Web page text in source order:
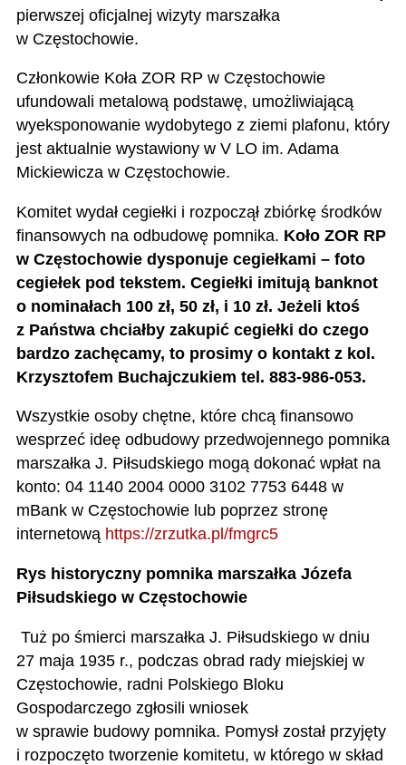
pierwszej oficjalnej wizyty marszałka
w Częstochowie.
Członkowie Koła ZOR RP w Częstochowie
ufundowali metalową podstawę, umożliwiającą
wyeksponowanie wydobytego z ziemi plafonu, który
jest aktualnie wystawiony w V LO im. Adama
Mickiewicza w Częstochowie.
Komitet wydał cegiełki i rozpoczął zbiórkę środków
finansowych na odbudowę pomnika. Koło ZOR RP
w Częstochowie dysponuje cegiełkami – foto
cegiełek pod tekstem. Cegiełki imitują banknot
o nominałach 100 zł, 50 zł, i 10 zł. Jeżeli ktoś
z Państwa chciałby zakupić cegiełki do czego
bardzo zachęcamy, to prosimy o kontakt z kol.
Krzysztofem Buchajczukiem tel. 883-986-053.
Wszystkie osoby chętne, które chcą finansowo
wesprzeć ideę odbudowy przedwojennego pomnika
marszałka J. Piłsudskiego mogą dokonać wpłat na
konto: 04 1140 2004 0000 3102 7753 6448 w
mBank w Częstochowie lub poprzez stronę
internetową https://zrzutka.pl/fmgrc5
Rys historyczny pomnika marszałka Józefa
Piłsudskiego w Częstochowie
Tuż po śmierci marszałka J. Piłsudskiego w dniu
27 maja 1935 r., podczas obrad rady miejskiej w
Częstochowie, radni Polskiego Bloku
Gospodarczego zgłosili wniosek
w sprawie budowy pomnika. Pomysł został przyjęty
i rozpoczęto tworzenie komitetu, w którego w skład